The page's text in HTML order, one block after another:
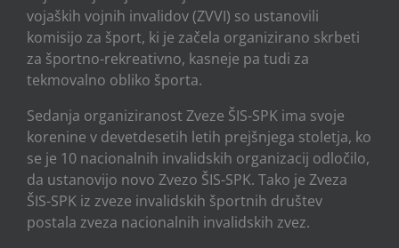
vojaških vojnih invalidov (ZVVI) so ustanovili
komisijo za šport, ki je začela organizirano skrbeti
za športno-rekreativno, kasneje pa tudi za
tekmovalno obliko športa.
Sedanja organiziranost Zveze ŠIS-SPK ima svoje
korenine v devetdesetih letih prejšnjega stoletja, ko
se je 10 nacionalnih invalidskih organizacij odločilo,
da ustanovijo novo Zvezo ŠIS-SPK. Tako je Zveza
ŠIS-SPK iz zveze invalidskih športnih društev
postala zveza nacionalnih invalidskih zvez.